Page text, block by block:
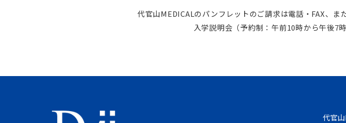
代官山MEDICALのパンフレットのご請求は電話・FAX、ま
入学説明会（予約制：午前10時から午後7
代官